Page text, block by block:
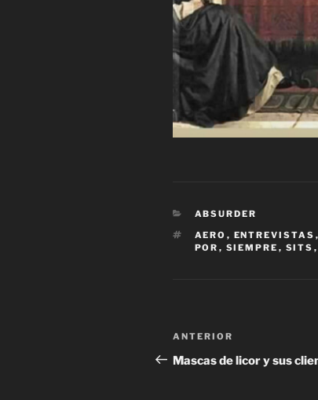
CATEGORÍAS
ABSURDER
ETIQUETAS
AERO , ENTREVISTAS ,
POR , SIEMPRE , SITS ,
Navegación
de
Entrada
anterior:
ANTERIOR
Mascas de licor y sus